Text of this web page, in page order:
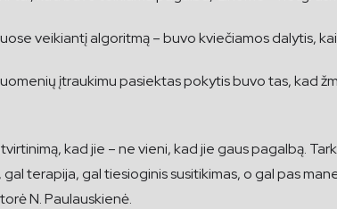
veikiantį algoritmą – buvo kviečiamos dalytis,
įtraukimu pasiektas pokytis buvo tas, kad
kad jie – ne vieni, kad jie gaus pagalbą.
terapija, gal tiesioginis susitikimas, o gal pas
N. Paulauskienė.